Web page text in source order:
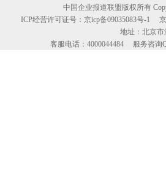
中国企业报道联盟版权所有
ICP经营许可证号：京icp备09035083号-1
地址：北京市
客服电话：4000044484 服务咨询